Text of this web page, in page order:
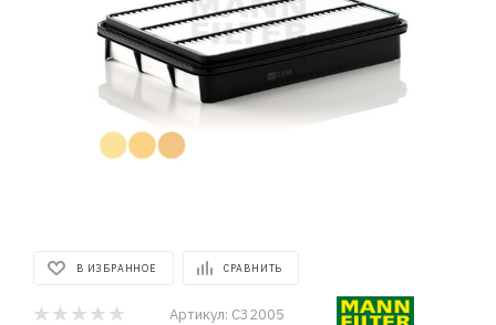
В ИЗБРАННОЕ СРАВНИТЬ
Артикул: C32005